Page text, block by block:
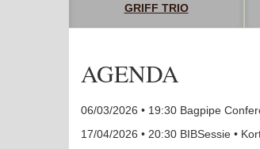
GRIFF TRIO
AGENDA
06/03/2026 • 19:30 Bagpipe
17/04/2026 • 20:30 BIBSessie •